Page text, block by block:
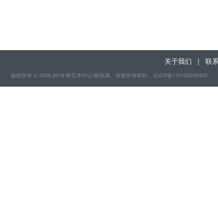
关于我们 | 联
版权所有 © 2006-2019 映艺术中心/映画廊。保留所有权利 ，京ICP备110105009400